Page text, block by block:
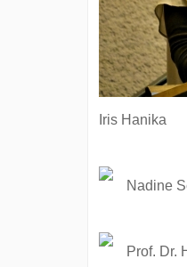
Iris Hanika
Nadine
Prof. Dr.